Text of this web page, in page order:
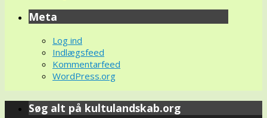
Meta
Log ind
Indlægsfeed
Kommentarfeed
WordPress.org
Søg alt på kultulandskab.org